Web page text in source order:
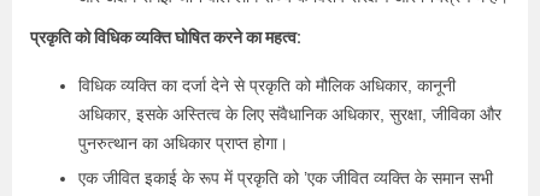
प्रकृति को विधिक व्यक्ति घोषित करने का महत्व:
विधिक व्यक्ति का दर्जा देने से प्रकृति को मौलिक अधिकार, कानूनी
अधिकार, इसके अस्तित्व के लिए संवैधानिक अधिकार, सुरक्षा, जीविका और
पुनरुत्थान का अधिकार प्राप्त होगा।
एक जीवित इकाई के रूप में प्रकृति को ’एक जीवित व्यक्ति के समान सभी